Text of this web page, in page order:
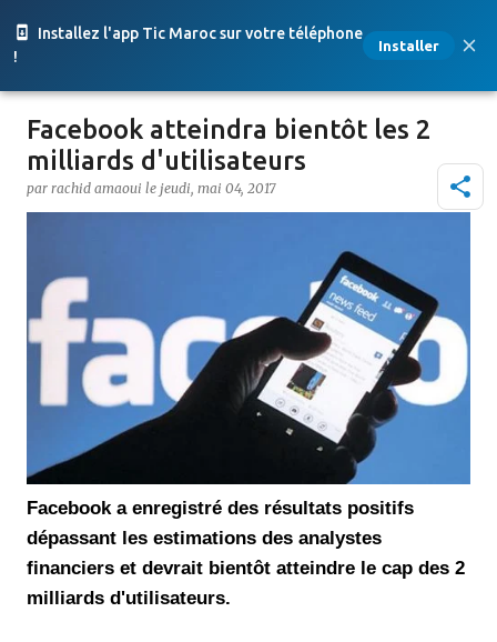
Installez l'app Tic Maroc sur votre téléphone
!
Installer
Accéder au contenu principal
Facebook atteindra bientôt les 2
milliards d'utilisateurs
par rachid amaoui le jeudi, mai 04, 2017
Facebook a enregistré des résultats positifs
dépassant les estimations des analystes
financiers et devrait bientôt atteindre le cap des 2
milliards d'utilisateurs.